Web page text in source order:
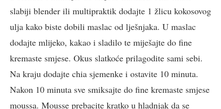
slabiji blender ili multipraktik dodajte 1 žlicu kokosovog
ulja kako biste dobili maslac od lješnjaka. U maslac
dodajte mlijeko, kakao i sladilo te miješajte do fine
kremaste smjese. Okus slatkoće prilagodite sami sebi.
Na kraju dodajte chia sjemenke i ostavite 10 minuta.
Nakon 10 minuta sve smiksajte do fine kremaste smjese
moussa. Mousse prebacite kratko u hladnjak da se